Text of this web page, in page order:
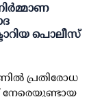
പൊലീസ്
പ്രതിരോധ
നേരെയുണ്ടായ